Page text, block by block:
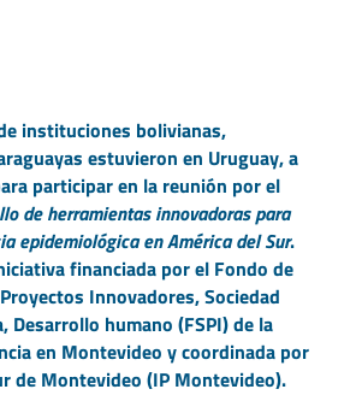
instituciones bolivianas,
estuvieron en Uruguay, a
participar en la reunión por el
de herramientas innovadoras para
epidemiológica en América del Sur.
financiada por el Fondo de
Innovadores, Sociedad
Desarrollo humano (FSPI) de la
en Montevideo y coordinada por
de Montevideo (IP Montevideo).